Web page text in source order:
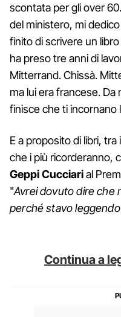
scontata per gli over
del ministero, mi
finito di scrivere un
ha preso tre anni di
Mitterrand. Chissà.
ma lui era francese. Da
finisce che ti incornano
E a proposito di libri,
che i più ricorderanno,
Geppi Cucciarial
"Avrei dovuto dire che
perché stavo
Continua a